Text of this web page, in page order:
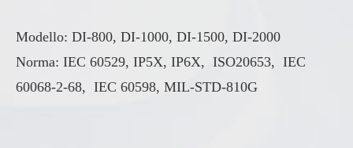
Modello: DI-800, DI-1000, DI-1500, DI-2000
Norma: IEC 60529, IP5X, IP6X, ISO20653, IEC
60068-2-68, IEC 60598, MIL-STD-810G